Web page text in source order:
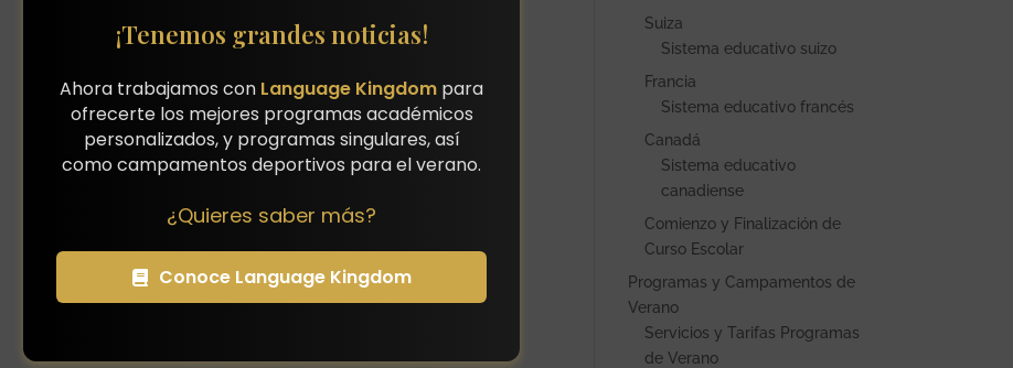
Suiza
Sistema educativo suizo
Francia
Sistema educativo francés
Canadá
Sistema educativo
canadiense
Comienzo y Finalización de
Curso Escolar
Programas y Campamentos de
Verano
Servicios y Tarifas Programas
de Verano
¡Tenemos grandes noticias!
Ahora trabajamos con Language Kingdom para
ofrecerte los mejores programas académicos
personalizados, y programas singulares, así
como campamentos deportivos para el verano.
¿Quieres saber más?
Conoce Language Kingdom